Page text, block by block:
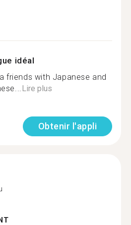
idéal
friends with Japanese and
Lire plus
Obtenir l'appli